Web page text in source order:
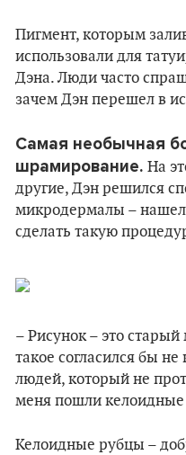
Пигмент, которым
использовали для
Дэна. Люди часто
зачем Дэн перешел в
Самая необычная
шрамирование. На
другие, Дэн решился
микродермалы – нашел
сделать такую
– Рисунок – это
такое согласился бы
людей, который не
меня пошли
Келоидные рубцы –